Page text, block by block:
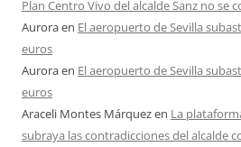
Plan Centro Vivo del alcalde Sanz no se
Auroraen El aeropuerto de Sevilla
euros
Auroraen El aeropuerto de Sevilla
euros
Araceli Montes Márquezen La
subraya las contradicciones del alcalde